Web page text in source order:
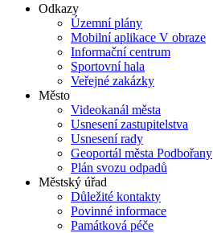
Odkazy
Územní plány
Mobilní aplikace V obraze
Informační centrum
Sportovní hala
Veřejné zakázky
Město
Videokanál města
Usnesení zastupitelstva
Usnesení rady
Geoportál města Podbořany
Plán svozu odpadů
Městský úřad
Důležité kontakty
Povinné informace
Památková péče